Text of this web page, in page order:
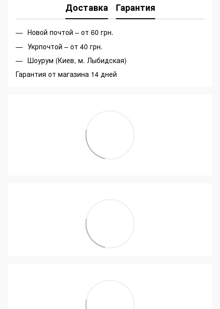
Доставка Гарантия
Новой почтой – от 60 грн.
Укрпочтой – от 40 грн.
Шоурум (Киев, м. Лыбидская)
Гарантия от магазина 14 дней